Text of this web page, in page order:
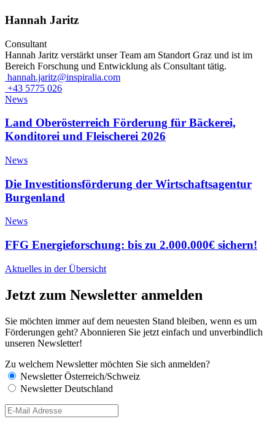
Hannah Jaritz
Consultant
Hannah Jaritz verstärkt unser Team am Standort Graz und ist im
Bereich Forschung und Entwicklung als Consultant tätig.
hannah.jaritz@inspiralia.com
+43 5775 026
News
Land Oberösterreich Förderung für Bäckerei,
Konditorei und Fleischerei 2026
News
Die Investitionsförderung der Wirtschaftsagentur
Burgenland
News
FFG Energieforschung: bis zu 2.000.000€ sichern!
Aktuelles in der Übersicht
Jetzt zum Newsletter anmelden
Sie möchten immer auf dem neuesten Stand bleiben, wenn es um
Förderungen geht? Abonnieren Sie jetzt einfach und unverbindlich
unseren Newsletter!
Zu welchem Newsletter möchten Sie sich anmelden?
Newsletter Österreich/Schweiz
Newsletter Deutschland